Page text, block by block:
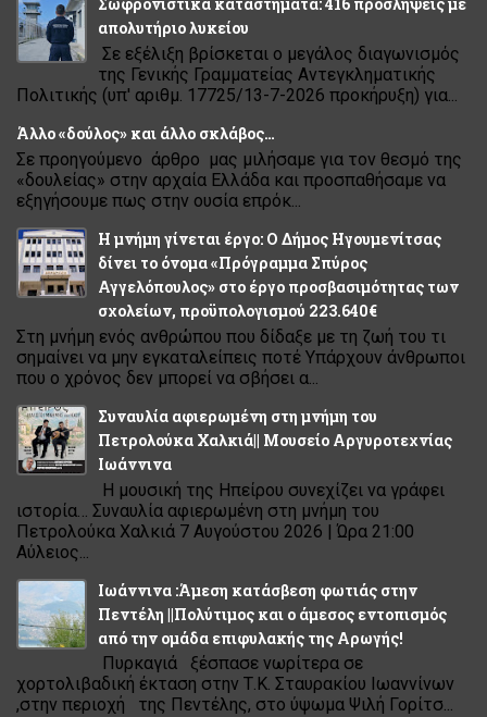
Σωφρονιστικά καταστήματα: 416 προσλήψεις με
απολυτήριο λυκείου
Σε εξέλιξη βρίσκεται ο μεγάλος διαγωνισμός
της Γενικής Γραμματείας Αντεγκληματικής
Πολιτικής (υπ' αριθμ. 17725/13-7-2026 προκήρυξη) για...
Άλλο «δούλος» και άλλο σκλάβος…
Σε προηγούμενο άρθρο μας μιλήσαμε για τον θεσμό της
«δουλείας» στην αρχαία Ελλάδα και προσπαθήσαμε να
εξηγήσουμε πως στην ουσία επρόκ...
Η μνήμη γίνεται έργο: Ο Δήμος Ηγουμενίτσας
δίνει το όνομα «Πρόγραμμα Σπύρος
Αγγελόπουλος» στο έργο προσβασιμότητας των
σχολείων, προϋπολογισμού 223.640€
Στη μνήμη ενός ανθρώπου που δίδαξε με τη ζωή του τι
σημαίνει να μην εγκαταλείπεις ποτέ Υπάρχουν άνθρωποι
που ο χρόνος δεν μπορεί να σβήσει α...
Συναυλία αφιερωμένη στη μνήμη του
Πετρολούκα Χαλκιά|| Μουσείο Αργυροτεχνίας
Ιωάννινα
Η μουσική της Ηπείρου συνεχίζει να γράφει
ιστορία… Συναυλία αφιερωμένη στη μνήμη του
Πετρολούκα Χαλκιά 7 Αυγούστου 2026 | Ώρα 21:00
Αύλειος...
Ιωάννινα :Άμεση κατάσβεση φωτιάς στην
Πεντέλη ||Πολύτιμος και ο άμεσος εντοπισμός
από την ομάδα επιφυλακής της Αρωγής!
Πυρκαγιά ξέσπασε νωρίτερα σε
χορτολιβαδική έκταση στην Τ.Κ. Σταυρακίου Ιωαννίνων
,στην περιοχή της Πεντέλης, στο ύψωμα Ψιλή Γορίτσ...